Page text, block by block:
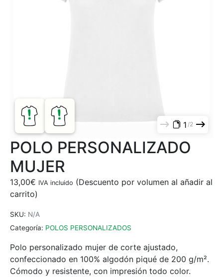
1 2
POLO PERSONALIZADO
MUJER
13,00€ IVA incluido
SKU: N/A
Categoría: POLOS PERSONALIZADOS
Polo personalizado mujer de corte ajustado,
confeccionado en 100% algodón piqué de 200 g/m².
Cómodo y resistente, con impresión todo color.